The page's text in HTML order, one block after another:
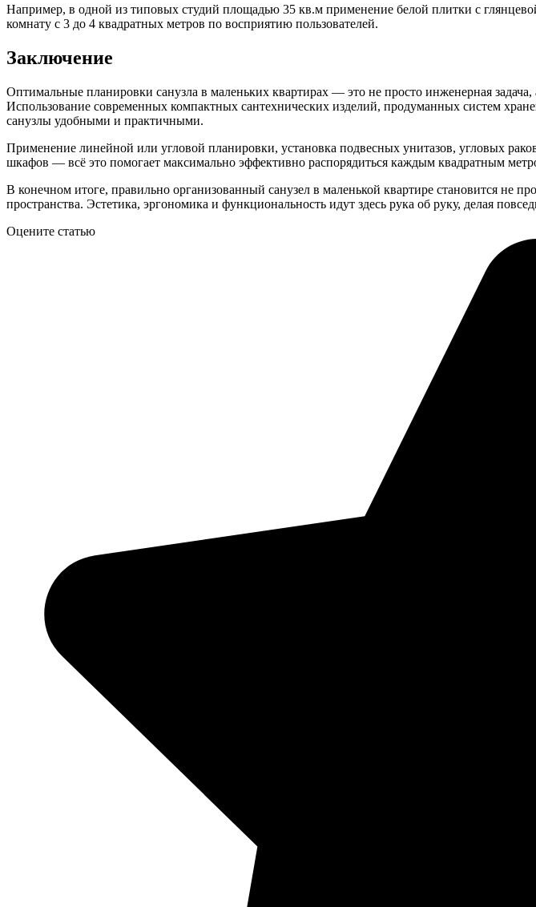
Например, в одной из типовых студий площадью 35 кв.м применение белой плитки с
комнату с 3 до 4 квадратных метров по восприятию пользователей.
Заключение
Оптимальные планировки санузла в маленьких квартирах — это не просто инженерная
Использование современных компактных сантехнических изделий, продуманных систем
санузлы удобными и практичными.
Применение линейной или угловой планировки, установка подвесных унитазов, угловых
шкафов — всё это помогает максимально эффективно распорядиться каждым квадратным
В конечном итоге, правильно организованный санузел в маленькой квартире становится не
пространства. Эстетика, эргономика и функциональность идут здесь рука об руку, делая
Оцените статью